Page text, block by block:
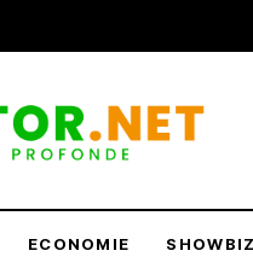
ECONOMIE SHOWBIZ